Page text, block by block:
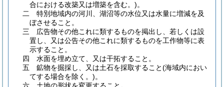
合における改築又は増築を含む。)。
二
特別地域内の河川、湖沼等の水位又は水量に増減を及
ぼさせること。
三
広告物その他これに類するものを掲出し、若しくは設
置し、又は公告その他これに類するものを工作物等に表
示すること。
四
水面を埋め立て、又は干拓すること。
五
鉱物を掘採し、又は土石を採取すること(海域内におい
てする場合を除く。)。